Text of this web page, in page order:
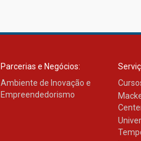
Parcerias e Negócios:
Ambiente de Inovação e
Empreendedorismo